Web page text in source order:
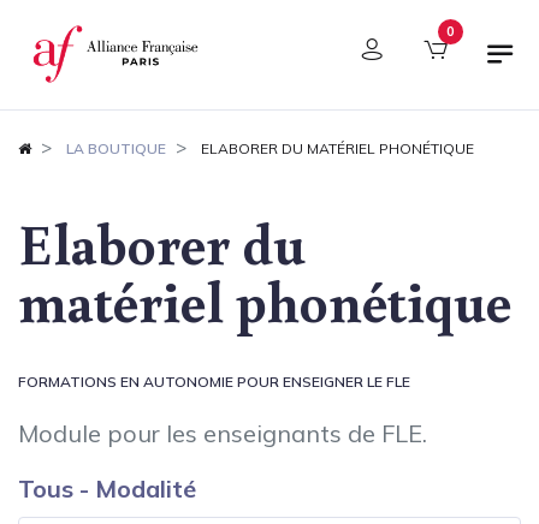
Panneau de gestion des cookies 0
LA BOUTIQUE ELABORER DU MATÉRIEL PHONÉTIQUE
Elaborer du
matériel phonétique
FORMATIONS EN AUTONOMIE POUR ENSEIGNER LE FLE
Module pour les enseignants de FLE.
Tous - Modalité